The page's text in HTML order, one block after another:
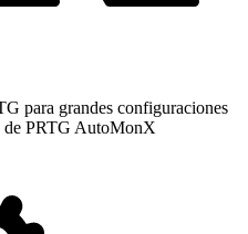
para grandes configuraciones
de PRTG AutoMonX